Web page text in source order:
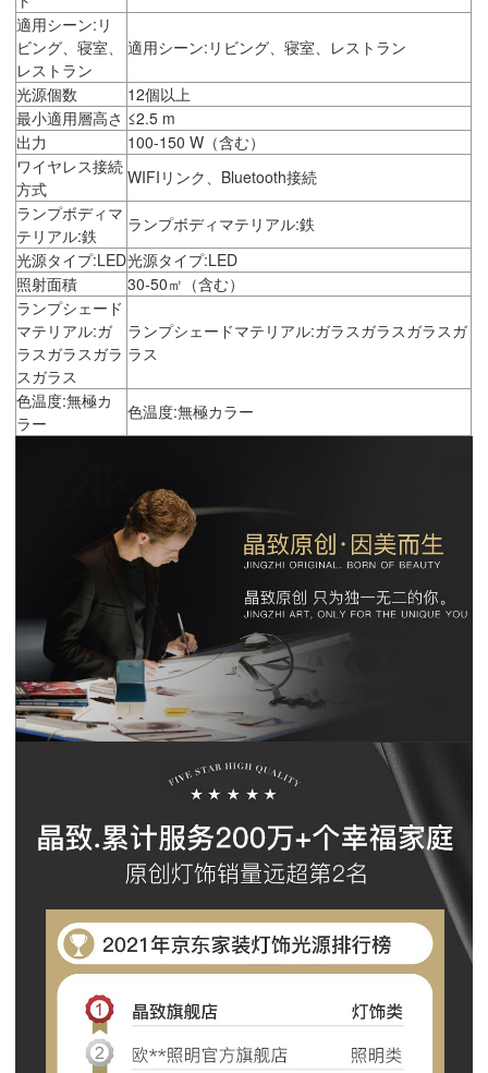
適用シーン:リ
ビング、寝室、
レストラン
適用シーン:リビング、寝室、レストラン
光源個数
12個以上
最小適用層高さ ≤2.5 m
出力
100-150 W（含む）
ワイヤレス接続
方式
WIFIリンク、Bluetooth接続
ランプボディマ
テリアル:鉄
ランプボディマテリアル:鉄
光源タイプ:LED光源タイプ:LED
照射面積
30-50㎡（含む）
ランプシェード
マテリアル:ガ
ラスガラスガラ
スガラス
ランプシェードマテリアル:ガラスガラスガラスガ
ラス
色温度:無極カ
ラー
色温度:無極カラー